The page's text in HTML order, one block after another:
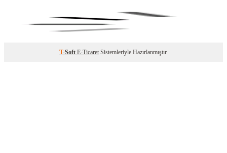
T-Soft E-Ticaret Sistemleriyle Hazırlanmıştır.